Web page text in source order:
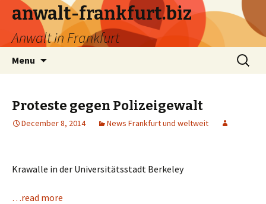
anwalt-frankfurt.biz
Anwalt in Frankfurt
Menu
Search
for:
Proteste gegen Polizeigewalt
December 8, 2014 News Frankfurt und weltweit
Krawalle in der Universitätsstadt Berkeley
…read more